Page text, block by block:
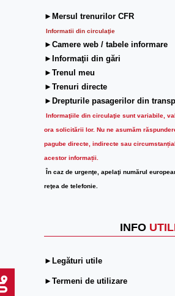
►Mersul trenurilor CFR
Informatii din circulaţie
►Camere web / tabele informare
►Informaţii din gări
►Trenul meu
►Trenuri directe
►Drepturile pasagerilor din
Informaţiile din circulaţie sunt variabile,
ora solicitării lor. Nu ne asumăm
pagube directe, indirecte sau
acestor informații.
În caz de urgenţe, apelaţi numărul
reţea de telefonie.
INFO
►Legături utile
►Termeni de utilizare